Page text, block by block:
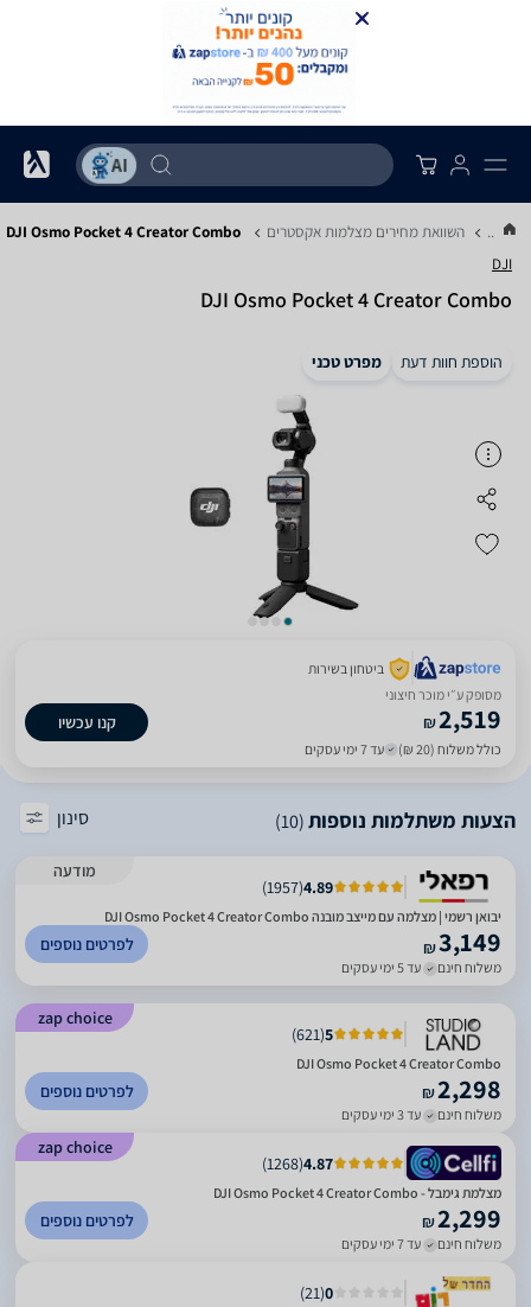
... השוואת מחירים מצלמות אקסטרים DJI Osmo Pocket 4 Creator Combo
DJI
DJI Osmo Pocket 4 Creator Combo
הוספת חוות דעת מפרט טכני
ביטחון בשירות
מסופק ע״י מוכר חיצוני
₪2,519
כולל משלוח (20 ₪) עד 7 ימי עסקים
קנו עכשיו
הצעות משתלמות נוספות(10) סינון
מודעה
4.89
(
1957
)
יבואן רשמי | מצלמה עם מייצב מובנה DJI Osmo Pocket 4 Creator Combo
3,149
₪
משלוח חינם עד 5 ימי עסקים
לפרטים נוספים
zap choice
5
(
621
)
DJI Osmo Pocket 4 Creator Combo
₪2,298
משלוח חינם עד 3 ימי עסקים
לפרטים נוספים
zap choice
4.87
(
1268
)
מצלמת גימבל - DJI Osmo Pocket 4 Creator Combo
₪2,299
משלוח חינם עד 7 ימי עסקים
לפרטים נוספים
0
(
21
)